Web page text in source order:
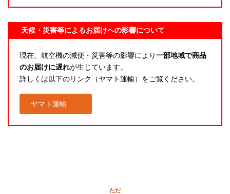
天候・災害等によるお届けへの影響について
現在、航空機の減便・災害等の影響により一部地域で商品
のお届けに遅れが生じています。
詳しくは以下のリンク（ヤマト運輸）をご覧ください。
ヤマト運輸
ただ